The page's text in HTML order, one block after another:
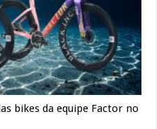
bikes da equipe Factor no